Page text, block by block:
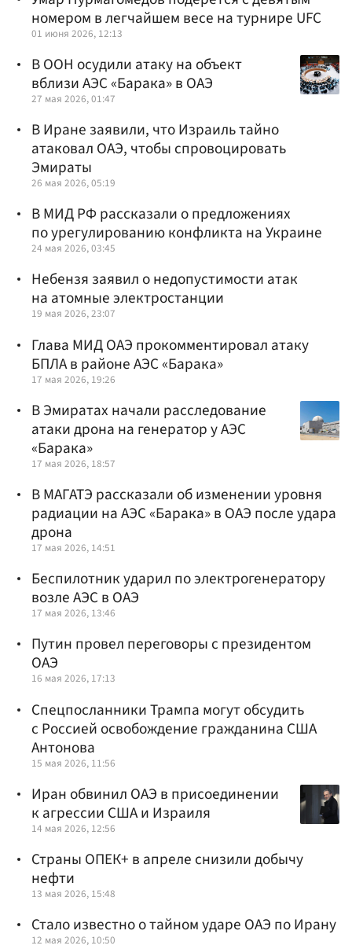
номером в легчайшем весе на турнире UFC
01 июня 2026, 12:13
В ООН осудили атаку на объект
вблизи АЭС «Барака» в ОАЭ
27 мая 2026, 01:47
В Иране заявили, что Израиль тайно
атаковал ОАЭ, чтобы спровоцировать
Эмираты
26 мая 2026, 05:19
В МИД РФ рассказали о предложениях
по урегулированию конфликта на Украине
24 мая 2026, 03:45
Небензя заявил о недопустимости атак
на атомные электростанции
19 мая 2026, 23:07
Глава МИД ОАЭ прокомментировал атаку
БПЛА в районе АЭС «Барака»
17 мая 2026, 19:26
В Эмиратах начали расследование
атаки дрона на генератор у АЭС
«Барака»
17 мая 2026, 18:57
В МАГАТЭ рассказали об изменении уровня
радиации на АЭС «Барака» в ОАЭ после удара
дрона
17 мая 2026, 14:51
Беспилотник ударил по электрогенератору
возле АЭС в ОАЭ
17 мая 2026, 13:46
Путин провел переговоры с президентом
ОАЭ
16 мая 2026, 17:13
Спецпосланники Трампа могут обсудить
с Россией освобождение гражданина США
Антонова
15 мая 2026, 11:56
Иран обвинил ОАЭ в присоединении
к агрессии США и Израиля
14 мая 2026, 12:56
Страны ОПЕК+ в апреле снизили добычу
нефти
13 мая 2026, 15:48
Стало известно о тайном ударе ОАЭ по Ирану
12 мая 2026, 10:50